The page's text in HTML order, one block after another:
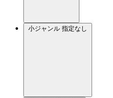
小ジャンル 指定なし